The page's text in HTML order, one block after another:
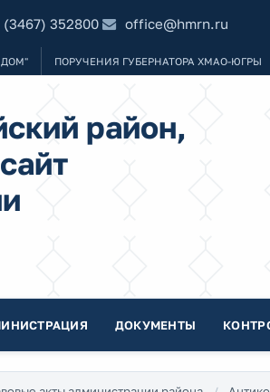
(3467) 352800 office@hmrn.ru
ПОРУЧЕНИЯ ГУБЕРНАТОРА ХМАО-ЮГРЫ
район,
ДОКУМЕНТЫ